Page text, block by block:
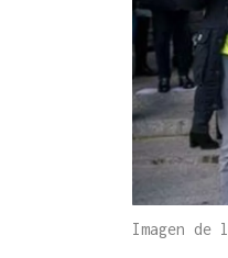
Imagen de